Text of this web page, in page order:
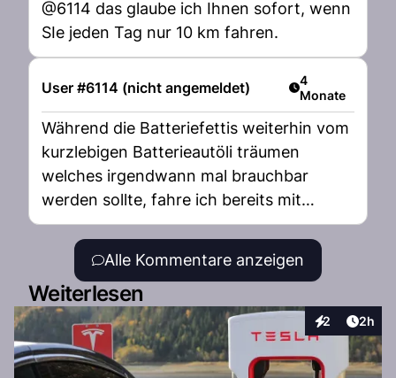
@6114 das glaube ich Ihnen sofort, wenn
SIe jeden Tag nur 10 km fahren.
User #6114 (nicht angemeldet) Artikel
4
Monate
Während die Batteriefettis weiterhin vom
kurzlebigen Batterieautöli träumen
welches irgendwann mal brauchbar
werden sollte, fahre ich bereits mit
meinem äusserst sparsamen
Vollhybriden. Schon bald 6 Wochen bin
ich tagtäglich damit unterwegs und noch
nie musste ich an die Tankstelle fahren,
obwohl der Benzintank nur 40 Liter fasst.
Das ist Technik von morgen, aber ich
gönne jedem Steckdosenfahrer seine
Alle Kommentare anzeigen
Weiterlesen
2
Interaktionen
2h